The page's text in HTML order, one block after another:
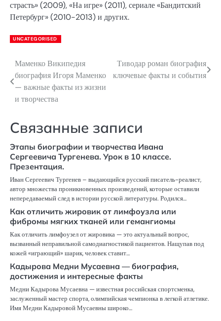
страсть» (2009), «На игре» (2011), сериале «Бандитский
Петербург» (2010-2013) и других.
UNCATEGORISED
Навигация
по
записям
Маменко Википедия
биография Игоря Маменко
— важные факты из жизни
и творчества
Тиводар роман биография
ключевые факты и события
Связанные записи
Этапы биографии и творчества Ивана
Сергеевича Тургенева. Урок в 10 классе.
Презентация.
Иван Сергеевич Тургенев – выдающийся русский писатель-реалист,
автор множества проникновенных произведений, которые оставили
непередаваемый след в истории русской литературы. Родился…
Как отличить жировик от лимфоузла или
фибромы мягких тканей или гемангиомы
Как отличить лимфоузел от жировика — это актуальный вопрос,
вызванный неправильной самодиагностикой пациентов. Нащупав под
кожей «играющий» шарик, человек ставит…
Кадырова Медни Мусаевна — биография,
достижения и интересные факты
Медни Кадырова Мусаевна — известная российская спортсменка,
заслуженный мастер спорта, олимпийская чемпионка в легкой атлетике.
Имя Медни Кадыровой Мусаевны широко…